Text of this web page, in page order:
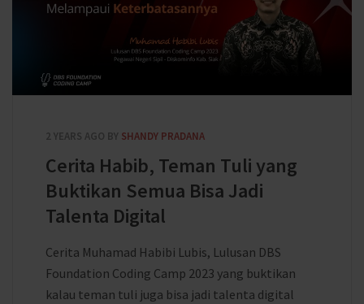
2 YEARS AGO BY SHANDY PRADANA
Cerita Habib, Teman Tuli yang
Buktikan Semua Bisa Jadi
Talenta Digital
Cerita Muhamad Habibi Lubis, Lulusan DBS
Foundation Coding Camp 2023 yang buktikan
kalau teman tuli juga bisa jadi talenta digital